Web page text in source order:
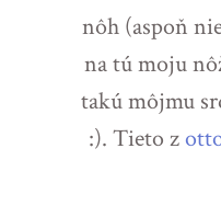
nôh (aspoň
na tú moju
takú môjmu
:). Tieto z